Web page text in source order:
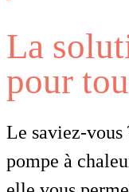
La
pour
Le saviez-vous
pompe à